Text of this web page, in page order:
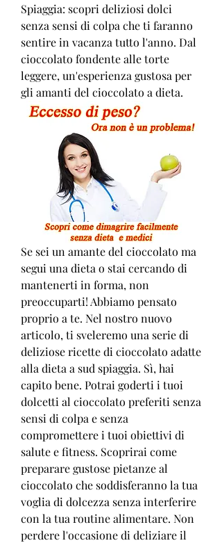
Spiaggia: scopri deliziosi dolci
senza sensi di colpa che ti faranno
sentire in vacanza tutto l'anno. Dal
cioccolato fondente alle torte
leggere, un'esperienza gustosa per
gli amanti del cioccolato a dieta.
Se sei un amante del cioccolato ma
segui una dieta o stai cercando di
mantenerti in forma, non
preoccuparti! Abbiamo pensato
proprio a te. Nel nostro nuovo
articolo, ti sveleremo una serie di
deliziose ricette di cioccolato adatte
alla dieta a sud spiaggia. Sì, hai
capito bene. Potrai goderti i tuoi
dolcetti al cioccolato preferiti senza
sensi di colpa e senza
compromettere i tuoi obiettivi di
salute e fitness. Scoprirai come
preparare gustose pietanze al
cioccolato che soddisferanno la tua
voglia di dolcezza senza interferire
con la tua routine alimentare. Non
perdere l'occasione di deliziare il